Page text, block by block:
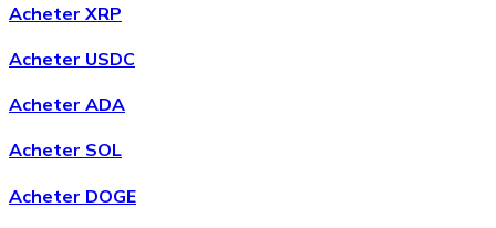
Acheter XRP
Acheter USDC
Acheter ADA
Acheter SOL
Acheter DOGE